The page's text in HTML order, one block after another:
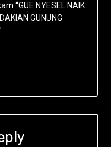
“GUE NYESEL NAIK
GUNUNG